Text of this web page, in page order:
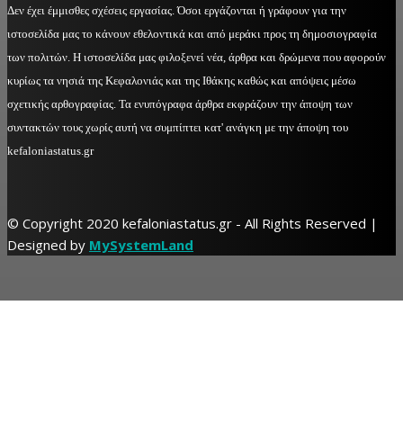
Δεν έχει έμμισθες σχέσεις εργασίας. Όσοι εργάζονται ή γράφουν για την
ιστοσελίδα μας το κάνουν εθελοντικά και από μεράκι προς τη δημοσιογραφία
των πολιτών. Η ιστοσελίδα μας φιλοξενεί νέα, άρθρα και δρώμενα που αφορούν
κυρίως τα νησιά της Κεφαλονιάς και της Ιθάκης καθώς και απόψεις μέσω
σχετικής αρθογραφίας. Τα ενυπόγραφα άρθρα εκφράζουν την άποψη των
συντακτών τους χωρίς αυτή να συμπίπτει κατ' ανάγκη με την άποψη του
kefaloniastatus.gr
© Copyright 2020 kefaloniastatus.gr - All Rights Reserved |
Designed by MySystemLand